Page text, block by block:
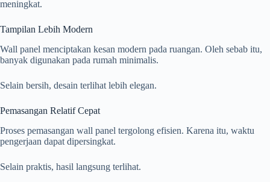
meningkat.
Tampilan Lebih Modern
Wall panel menciptakan kesan modern pada ruangan. Oleh sebab itu,
banyak digunakan pada rumah minimalis.
Selain bersih, desain terlihat lebih elegan.
Pemasangan Relatif Cepat
Proses pemasangan wall panel tergolong efisien. Karena itu, waktu
pengerjaan dapat dipersingkat.
Selain praktis, hasil langsung terlihat.